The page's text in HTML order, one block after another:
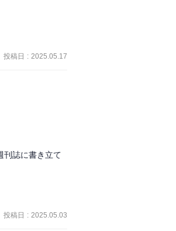
投稿日 : 2025.05.17
刊誌に書き立て
投稿日 : 2025.05.03